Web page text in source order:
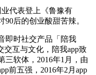
业代表登上《鲁豫有
后的创业酸甜苦辣。
即时社交产品「陪我
交互与文化，陪我app致
三软体，2016年1月，由
前五强，2016年2月app